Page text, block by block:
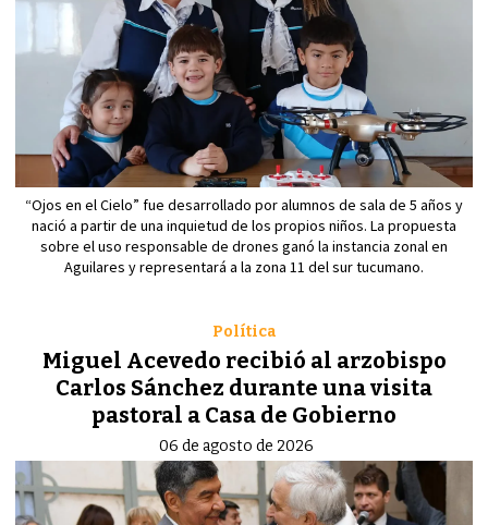
“Ojos en el Cielo” fue desarrollado por alumnos de sala de 5 años y
nació a partir de una inquietud de los propios niños. La propuesta
sobre el uso responsable de drones ganó la instancia zonal en
Aguilares y representará a la zona 11 del sur tucumano.
Miguel Acevedo recibió al arzobispo
Carlos Sánchez durante una visita
pastoral a Casa de Gobierno
Política
06 de agosto de 2026